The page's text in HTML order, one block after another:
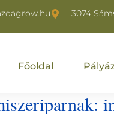
3074
Főoldal